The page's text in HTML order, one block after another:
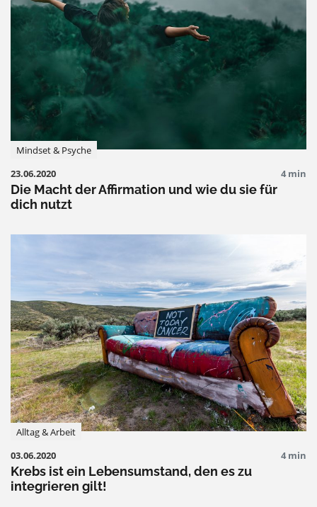
Mindset & Psyche
23.06.2020
4 min
Die Macht der Affirmation und wie du sie für
dich nutzt
Alltag & Arbeit
03.06.2020
4 min
Krebs ist ein Lebensumstand, den es zu
integrieren gilt!